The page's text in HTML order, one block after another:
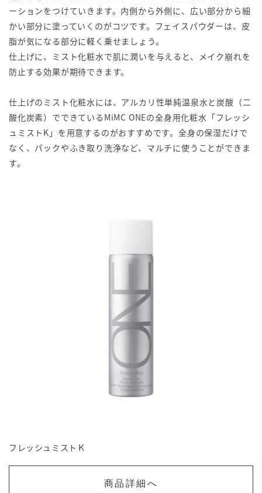
ーションをつけていきます。内側から外側に、広い部分から細
かい部分に塗っていくのがコツです。フェイスパウダーは、皮
脂が気になる部分に軽く乗せましょう。
仕上げに、ミスト化粧水で肌に潤いを与えると、メイク崩れを
防止する効果が期待できます。
仕上げのミスト化粧水には、アルカリ性単純温泉水と炭酸（二
酸化炭素）でできているMiMC ONEの全身用化粧水「フレッシ
ュミストK」を用意するのがおすすめです。全身の保湿だけで
なく、パックやふき取り洗浄など、マルチに使うことができま
す。
フレッシュミストＫ
商品詳細へ